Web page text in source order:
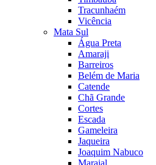
Tracunhaém
Vicência
Mata Sul
Água Preta
Amaraji
Barreiros
Belém de Maria
Catende
Chã Grande
Cortes
Escada
Gameleira
Jaqueira
Joaquim Nabuco
Maraial